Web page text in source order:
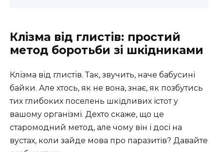
Клізма від глистів: простий
метод боротьби зі шкідниками
Клізма від глистів. Так, звучить, наче бабусині
байки. Але хтось, як не вона, знає, як позбутись
тих глибоких поселень шкідливих істот у
вашому організмі. Дехто скаже, що це
старомодний метод, але чому він і досі на
вустах, коли зайде мова про паразитів? Давайте